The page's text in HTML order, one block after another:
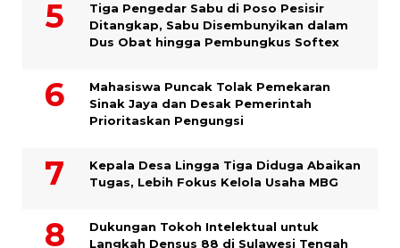
Tiga Pengedar Sabu di Poso Pesisir
Ditangkap, Sabu Disembunyikan dalam
Dus Obat hingga Pembungkus Softex
Mahasiswa Puncak Tolak Pemekaran
Sinak Jaya dan Desak Pemerintah
Prioritaskan Pengungsi
Kepala Desa Lingga Tiga Diduga Abaikan
Tugas, Lebih Fokus Kelola Usaha MBG
Dukungan Tokoh Intelektual untuk
Langkah Densus 88 di Sulawesi Tengah